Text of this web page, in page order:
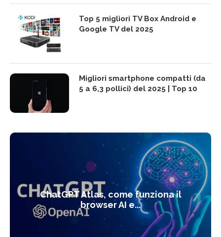
Top 5 migliori TV Box Android e
Google TV del 2025
Migliori smartphone compatti (da
5 a 6,3 pollici) del 2025 | Top 10
ChatGPT Atlas, come funziona il
browser AI e...